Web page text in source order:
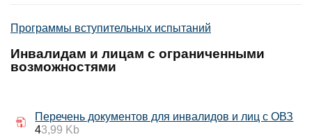
Программы вступительных испытаний
Инвалидам и лицам с ограниченными
возможностями
Перечень документов для инвалидов и лиц с ОВЗ
43,99 Kb